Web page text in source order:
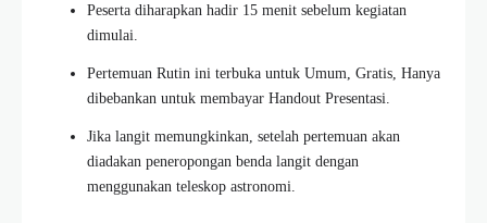
Peserta diharapkan hadir 15 menit sebelum kegiatan
dimulai.
Pertemuan Rutin ini terbuka untuk Umum, Gratis, Hanya
dibebankan untuk membayar Handout Presentasi.
Jika langit memungkinkan, setelah pertemuan akan
diadakan peneropongan benda langit dengan
menggunakan teleskop astronomi.